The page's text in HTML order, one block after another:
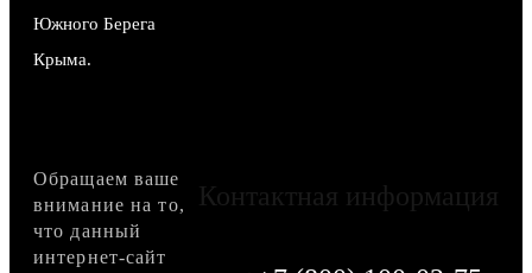
Южного Берега
Крыма.
Контактная информация
Обращаем ваше
внимание на то,
что данный
интернет-сайт